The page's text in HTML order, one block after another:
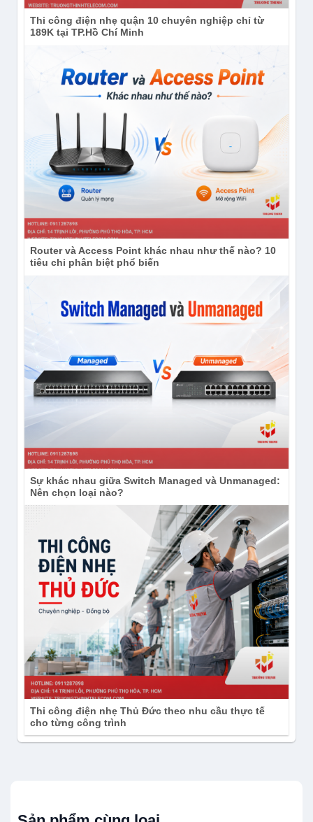
Thi công điện nhẹ quận 10 chuyên nghiệp chỉ từ
189K tại TP.Hồ Chí Minh
Router và Access Point khác nhau như thế nào? 10
tiêu chi phân biệt phổ biến
Sự khác nhau giữa Switch Managed và Unmanaged:
Nên chọn loại nào?
Thi công điện nhẹ Thủ Đức theo nhu cầu thực tế
cho từng công trình